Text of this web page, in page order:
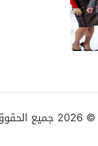
© 2026 جميع الحقوق محفوظة.